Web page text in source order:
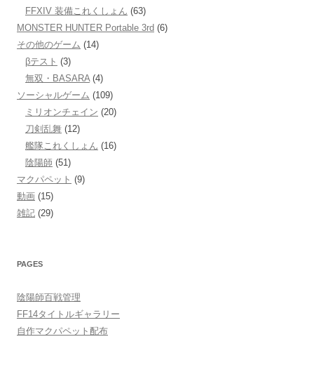
FFXIV 装備これくしょん (63)
MONSTER HUNTER Portable 3rd (6)
その他のゲーム (14)
βテスト (3)
無双・BASARA (4)
ソーシャルゲーム (109)
ミリオンチェイン (20)
刀剣乱舞 (12)
艦隊これくしょん (16)
陰陽師 (51)
マクパペット (9)
動画 (15)
雑記 (29)
PAGES
陰陽師百戦管理
FF14タイトルギャラリー
自作マクパペット配布